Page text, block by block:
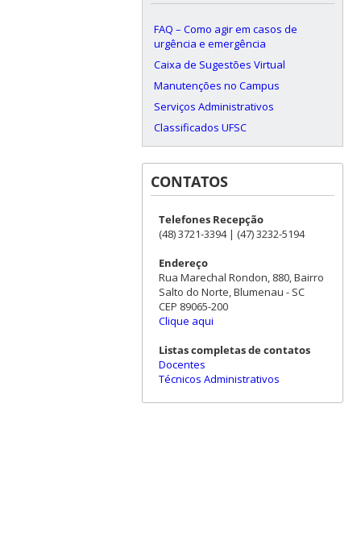
FAQ – Como agir em casos de
urgência e emergência
Caixa de Sugestões Virtual
Manutenções no Campus
Serviços Administrativos
Classificados UFSC
CONTATOS
Telefones Recepção
(48) 3721-3394 | (47) 3232-5194
Endereço
Rua Marechal Rondon, 880, Bairro
Salto do Norte, Blumenau - SC
CEP 89065-200
Clique aqui
Listas completas de contatos
Docentes
Técnicos Administrativos